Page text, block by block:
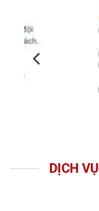
DỊCH